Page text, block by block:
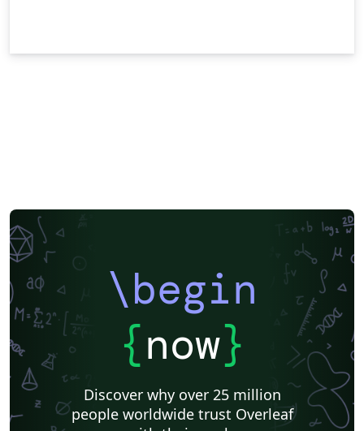
\begin
{now}
Discover why over 25 million
people worldwide trust Overleaf